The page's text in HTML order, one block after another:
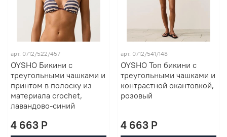
арт. 0712/522/457
OYSHO Бикини с
треугольными чашками и
принтом в полоску из
материала crochet,
лавандово-синий
4 663 P
арт. 0712/541/148
OYSHO Топ бикини с
треугольными чашками и
контрастной окантовкой,
розовый
4 663 P